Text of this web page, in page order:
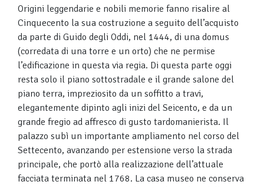
Origini leggendarie e nobili memorie fanno risalire al
Cinquecento la sua costruzione a seguito dell’acquisto
da parte di Guido degli Oddi, nel 1444, di una domus
(corredata di una torre e un orto) che ne permise
l’edificazione in questa via regia. Di questa parte oggi
resta solo il piano sottostradale e il grande salone del
piano terra, impreziosito da un soffitto a travi,
elegantemente dipinto agli inizi del Seicento, e da un
grande fregio ad affresco di gusto tardomanierista. Il
palazzo subì un importante ampliamento nel corso del
Settecento, avanzando per estensione verso la strada
principale, che portò alla realizzazione dell’attuale
facciata terminata nel 1768. La casa museo ne conserva